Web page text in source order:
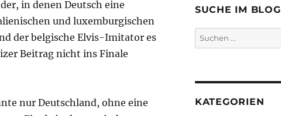
in denen Deutsch eine
und luxemburgischen
der belgische Elvis-Imitator es
Beitrag nicht ins Finale
nur Deutschland, ohne eine
SUCHE IM BLOG
Suchen
nach:
KATEGORIEN